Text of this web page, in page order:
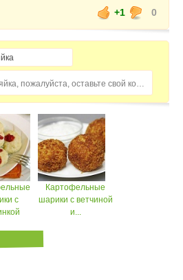
+1
0
Домохозяйка, пожалуйста, оставьте свой комментарий...
с
Картофельные
шарики с ветчиной
и...